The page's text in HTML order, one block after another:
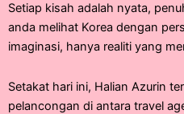
Setiap kisah adalah nyata,
anda melihat Korea dengan
imaginasi, hanya realiti yang
Setakat hari ini, Halian Azurin
pelancongan di antara travel